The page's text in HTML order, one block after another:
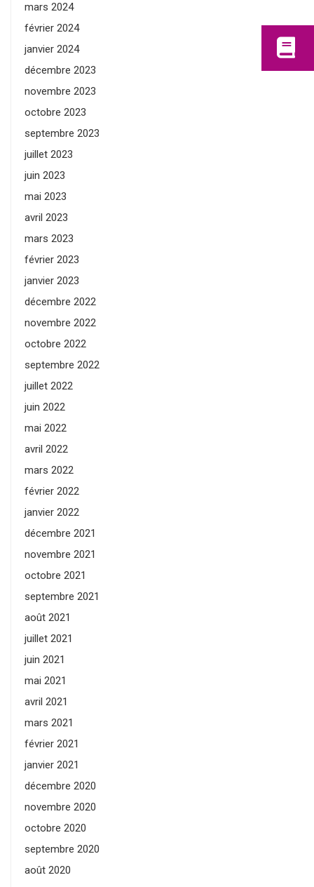
mars 2024
février 2024
janvier 2024
décembre 2023
novembre 2023
octobre 2023
septembre 2023
juillet 2023
juin 2023
mai 2023
avril 2023
mars 2023
février 2023
janvier 2023
décembre 2022
novembre 2022
octobre 2022
septembre 2022
juillet 2022
juin 2022
mai 2022
avril 2022
mars 2022
février 2022
janvier 2022
décembre 2021
novembre 2021
octobre 2021
septembre 2021
août 2021
juillet 2021
juin 2021
mai 2021
avril 2021
mars 2021
février 2021
janvier 2021
décembre 2020
novembre 2020
octobre 2020
septembre 2020
août 2020